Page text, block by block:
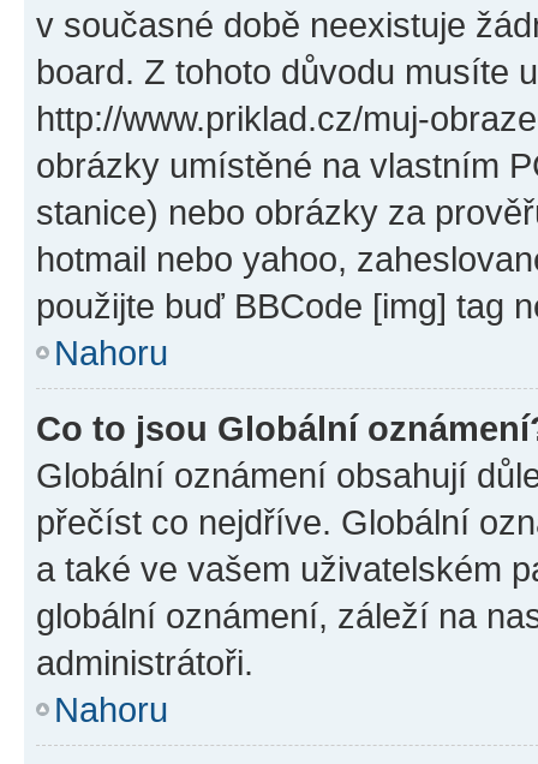
v současné době neexistuje
board. Z tohoto důvodu musíte
http://www.priklad.cz/muj-
obrázky umístěné na vlastním
stanice) nebo obrázky za
hotmail nebo yahoo,
použijte buď BBCode [img] tag
Nahoru
Co to jsou Globální
Globální oznámení obsahují
přečíst co nejdříve. Globální
a také ve vašem uživatelském
globální oznámení, záleží na
administrátoři.
Nahoru